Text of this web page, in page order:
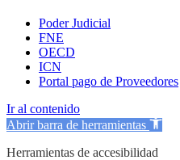
Poder Judicial
FNE
OECD
ICN
Portal pago de Proveedores
Ir al contenido
Abrir barra de herramientas
Herramientas de accesibilidad